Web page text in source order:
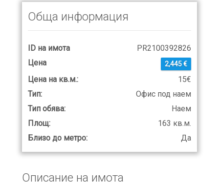
Обща информация
ID на имота
PR2100392826
Цена
2,445 €
Цена на кв.м.:
15€
Тип:
Офис под наем
Тип обява:
Наем
Площ:
163 кв.м.
Близо до метро:
Да
Описание на имота